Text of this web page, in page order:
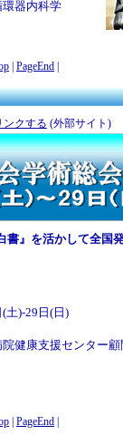
内科学
PageEnd
ンクする (外部サイト)
書』を活かして全国
土)-29日(日)
健康支援センター顧
PageEnd